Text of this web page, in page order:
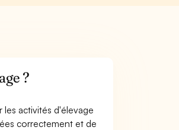
?
activités d'élevage
correctement et de